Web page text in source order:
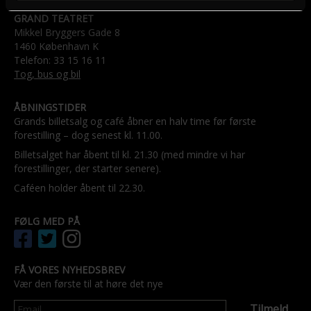
GRAND TEATRET
Mikkel Bryggers Gade 8
1460 København K
Telefon: 33 15 16 11
Tog, bus og bil
ÅBNINGSTIDER
Grands billetsalg og café åbner en halv time før første
forestilling – dog senest kl. 11.00.
Billetsalget har åbent til kl. 21.30 (med mindre vi har
forestillinger, der starter senere).
Caféen holder åbent til 22.30.
FØLG MED PÅ
FÅ VORES NYHEDSBREV
Vær den første til at høre det nye